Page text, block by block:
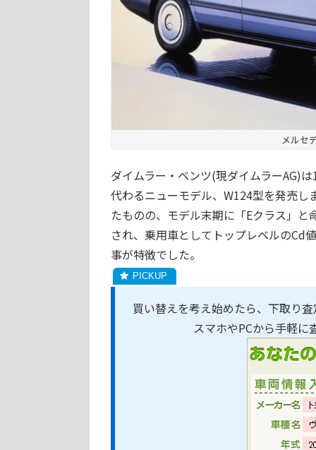
メルセ
ダイムラー・ベンツ(現ダイムラーAG)
代わるニューモデル、W124型を発売
たものの、モデル末期に「Eクラス」
され、乗用車としてトップレベルのCd
事が特徴でした。
買い替えを考え始めたら、下取り
スマホやPCから手軽に